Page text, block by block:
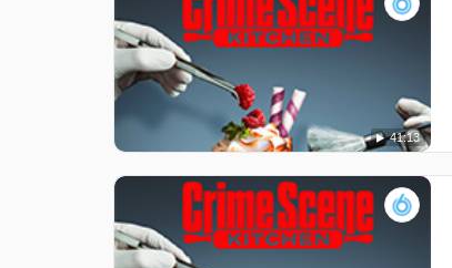
41:13